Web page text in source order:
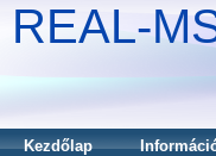
REAL-
Kezdőlap